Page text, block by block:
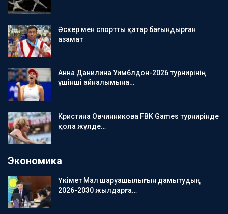
Әскер мен спортты қатар бағындырған
азамат
Анна Данилина Уимблдон-2026 турнирінің
үшінші айналымына…
Кристина Овчинникова FBK Games турнирінде
қола жүлде…
Экономика
Үкімет Мал шаруашылығын дамытудың
2026-2030 жылдарға…